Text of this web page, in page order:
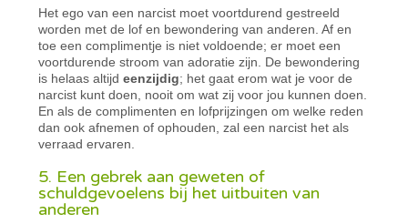
Het ego van een narcist moet voortdurend gestreeld
worden met de lof en bewondering van anderen. Af en
toe een complimentje is niet voldoende; er moet een
voortdurende stroom van adoratie zijn. De bewondering
is helaas altijdeenzijdig; het gaat erom wat je voor de
narcist kunt doen, nooit om wat zij voor jou kunnen doen.
En als de complimenten en lofprijzingen om welke reden
dan ook afnemen of ophouden, zal een narcist het als
verraad ervaren.
5. Een gebrek aan geweten of
schuldgevoelens bij het uitbuiten van
anderen